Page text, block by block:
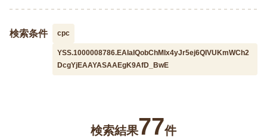
検索条件 cpc
YSS.1000008786.EAIaIQobChMIx4yJr5ej6QIVUKmWCh2
DcgYjEAAYASAAEgK9AfD_BwE
検索結果77件